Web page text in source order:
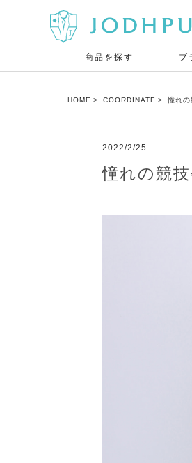
商品を探す ブ
HOME COORDINATE 憧れ
2022/2/25
憧れの競